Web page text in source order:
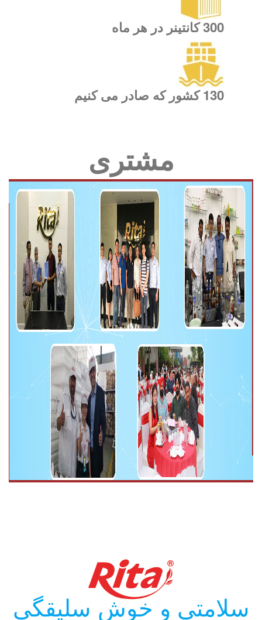
300 کانتینر در هر ماه
130 کشور که صادر می کنیم
مشتری
سلامتی و خوش سلیقگی